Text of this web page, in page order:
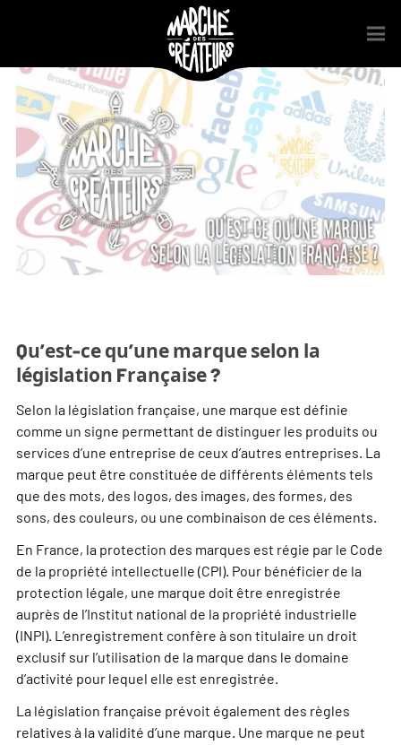
Qu’est-ce qu’une marque selon la
législation Française ?
Selon la législation française, une marque est définie
comme un signe permettant de distinguer les produits ou
services d’une entreprise de ceux d’autres entreprises. La
marque peut être constituée de différents éléments tels
que des mots, des logos, des images, des formes, des
sons, des couleurs, ou une combinaison de ces éléments.
En France, la protection des marques est régie par le Code
de la propriété intellectuelle (CPI). Pour bénéficier de la
protection légale, une marque doit être enregistrée
auprès de l’Institut national de la propriété industrielle
(INPI). L’enregistrement confère à son titulaire un droit
exclusif sur l’utilisation de la marque dans le domaine
d’activité pour lequel elle est enregistrée.
La législation française prévoit également des règles
relatives à la validité d’une marque. Une marque ne peut